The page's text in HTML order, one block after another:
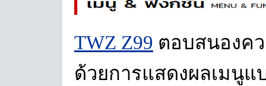
TWZ Z99 ตอบสนองค
ด้วยการแสดงผลเมนูแ